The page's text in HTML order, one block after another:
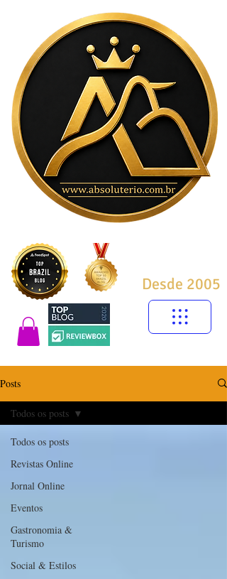
Desde 2005
Posts
Todos os posts
Revistas Online
Jornal Online
Eventos
Gastronomia &
Turismo
Social & Estilos
Todos os posts